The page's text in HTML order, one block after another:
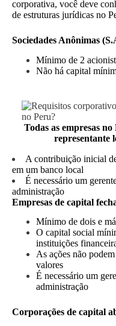
corporativa, você deve
de estruturas jurídicas no
Sociedades Anônimas
Mínimo de 2
Não há capital
Todas as empresas
representante
A contribuição inicial
em um banco local
É necessário um
administração
Empresas de capital
Mínimo de dois e
O capital social
instituições
As ações não
valores
É necessário um
administração
Corporações de capital